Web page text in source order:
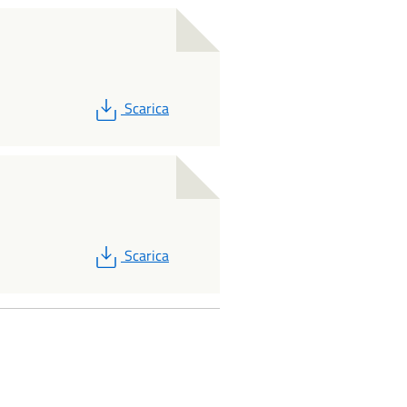
PDF
Scarica
PDF
Scarica